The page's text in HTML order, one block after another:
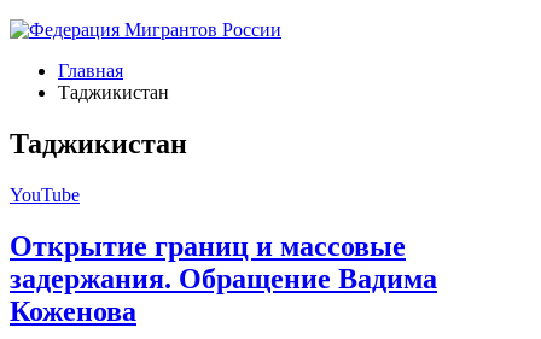
Главная
Таджикистан
Таджикистан
YouTube
Открытие границ и массовые
задержания. Обращение Вадима
Коженова